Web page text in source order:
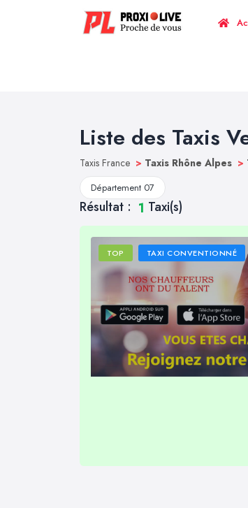
Liste des Taxis
Taxis France > Taxis Rhône Alpes >
Département 07
Résultat : 1 Taxi(s)
TOP TAXI CONVENTIONNÉ